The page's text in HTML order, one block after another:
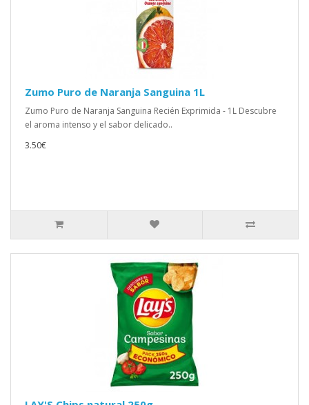
Zumo Puro de Naranja Sanguina 1L
Zumo Puro de Naranja Sanguina Recién Exprimida - 1L Descubre
el aroma intenso y el sabor delicado..
3.50€